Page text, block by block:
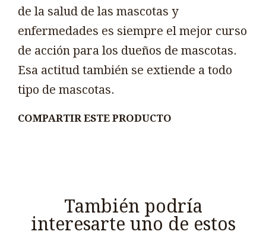
de la salud de las mascotas y
enfermedades es siempre el mejor curso
de acción para los dueños de mascotas.
Esa actitud también se extiende a todo
tipo de mascotas.
COMPARTIR ESTE PRODUCTO
También podría
interesarte uno de estos